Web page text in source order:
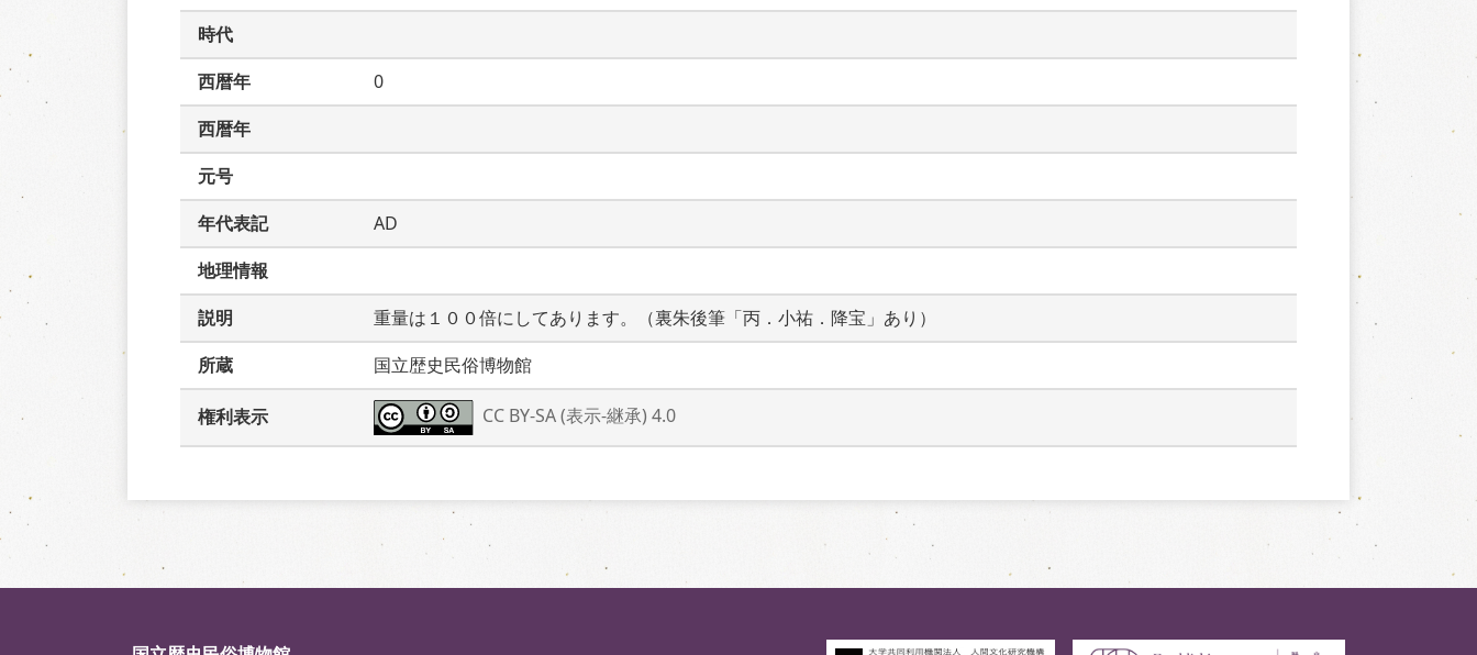
時代
西暦年
0
西暦年
元号
年代表記
AD
地理情報
説明
重量は１００倍にしてあります。（裏朱後筆「丙．小祐．降宝」あり）
所蔵
国立歴史民俗博物館
権利表示 CC BY-SA (表示-継承) 4.0